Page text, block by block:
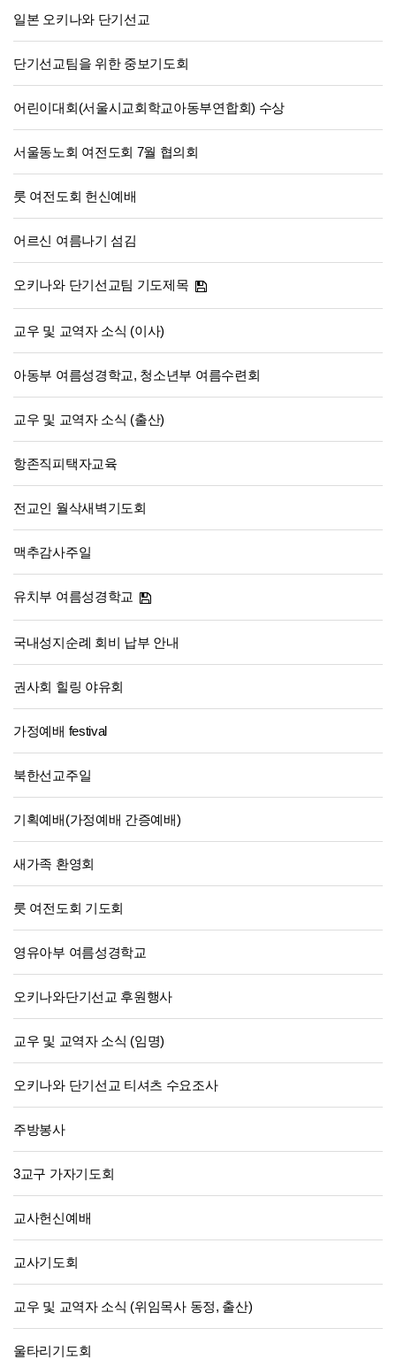
일본 오키나와 단기선교
단기선교팀을 위한 중보기도회
어린이대회(서울시교회학교아동부연합회) 수상
서울동노회 여전도회 7월 협의회
룻 여전도회 헌신예배
어르신 여름나기 섬김
오키나와 단기선교팀 기도제목
교우 및 교역자 소식 (이사)
아동부 여름성경학교, 청소년부 여름수련회
교우 및 교역자 소식 (출산)
항존직피택자교육
전교인 월삭새벽기도회
맥추감사주일
유치부 여름성경학교
국내성지순례 회비 납부 안내
권사회 힐링 야유회
가정예배 festival
북한선교주일
기획예배(가정예배 간증예배)
새가족 환영회
룻 여전도회 기도회
영유아부 여름성경학교
오키나와단기선교 후원행사
교우 및 교역자 소식 (임명)
오키나와 단기선교 티셔츠 수요조사
주방봉사
3교구 가자기도회
교사헌신예배
교사기도회
교우 및 교역자 소식 (위임목사 동정, 출산)
울타리기도회